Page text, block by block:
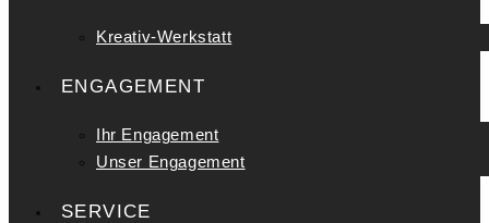
Kreativ-Werkstatt
ENGAGEMENT
Ihr Engagement
Unser Engagement
SERVICE